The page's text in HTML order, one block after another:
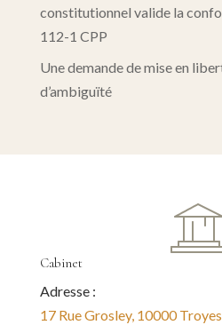
constitutionnel valide la
112-1 CPP
Une demande de mise en
d’ambiguïté
Cabinet
Adresse :
17 Rue Grosley, 10000 Troyes